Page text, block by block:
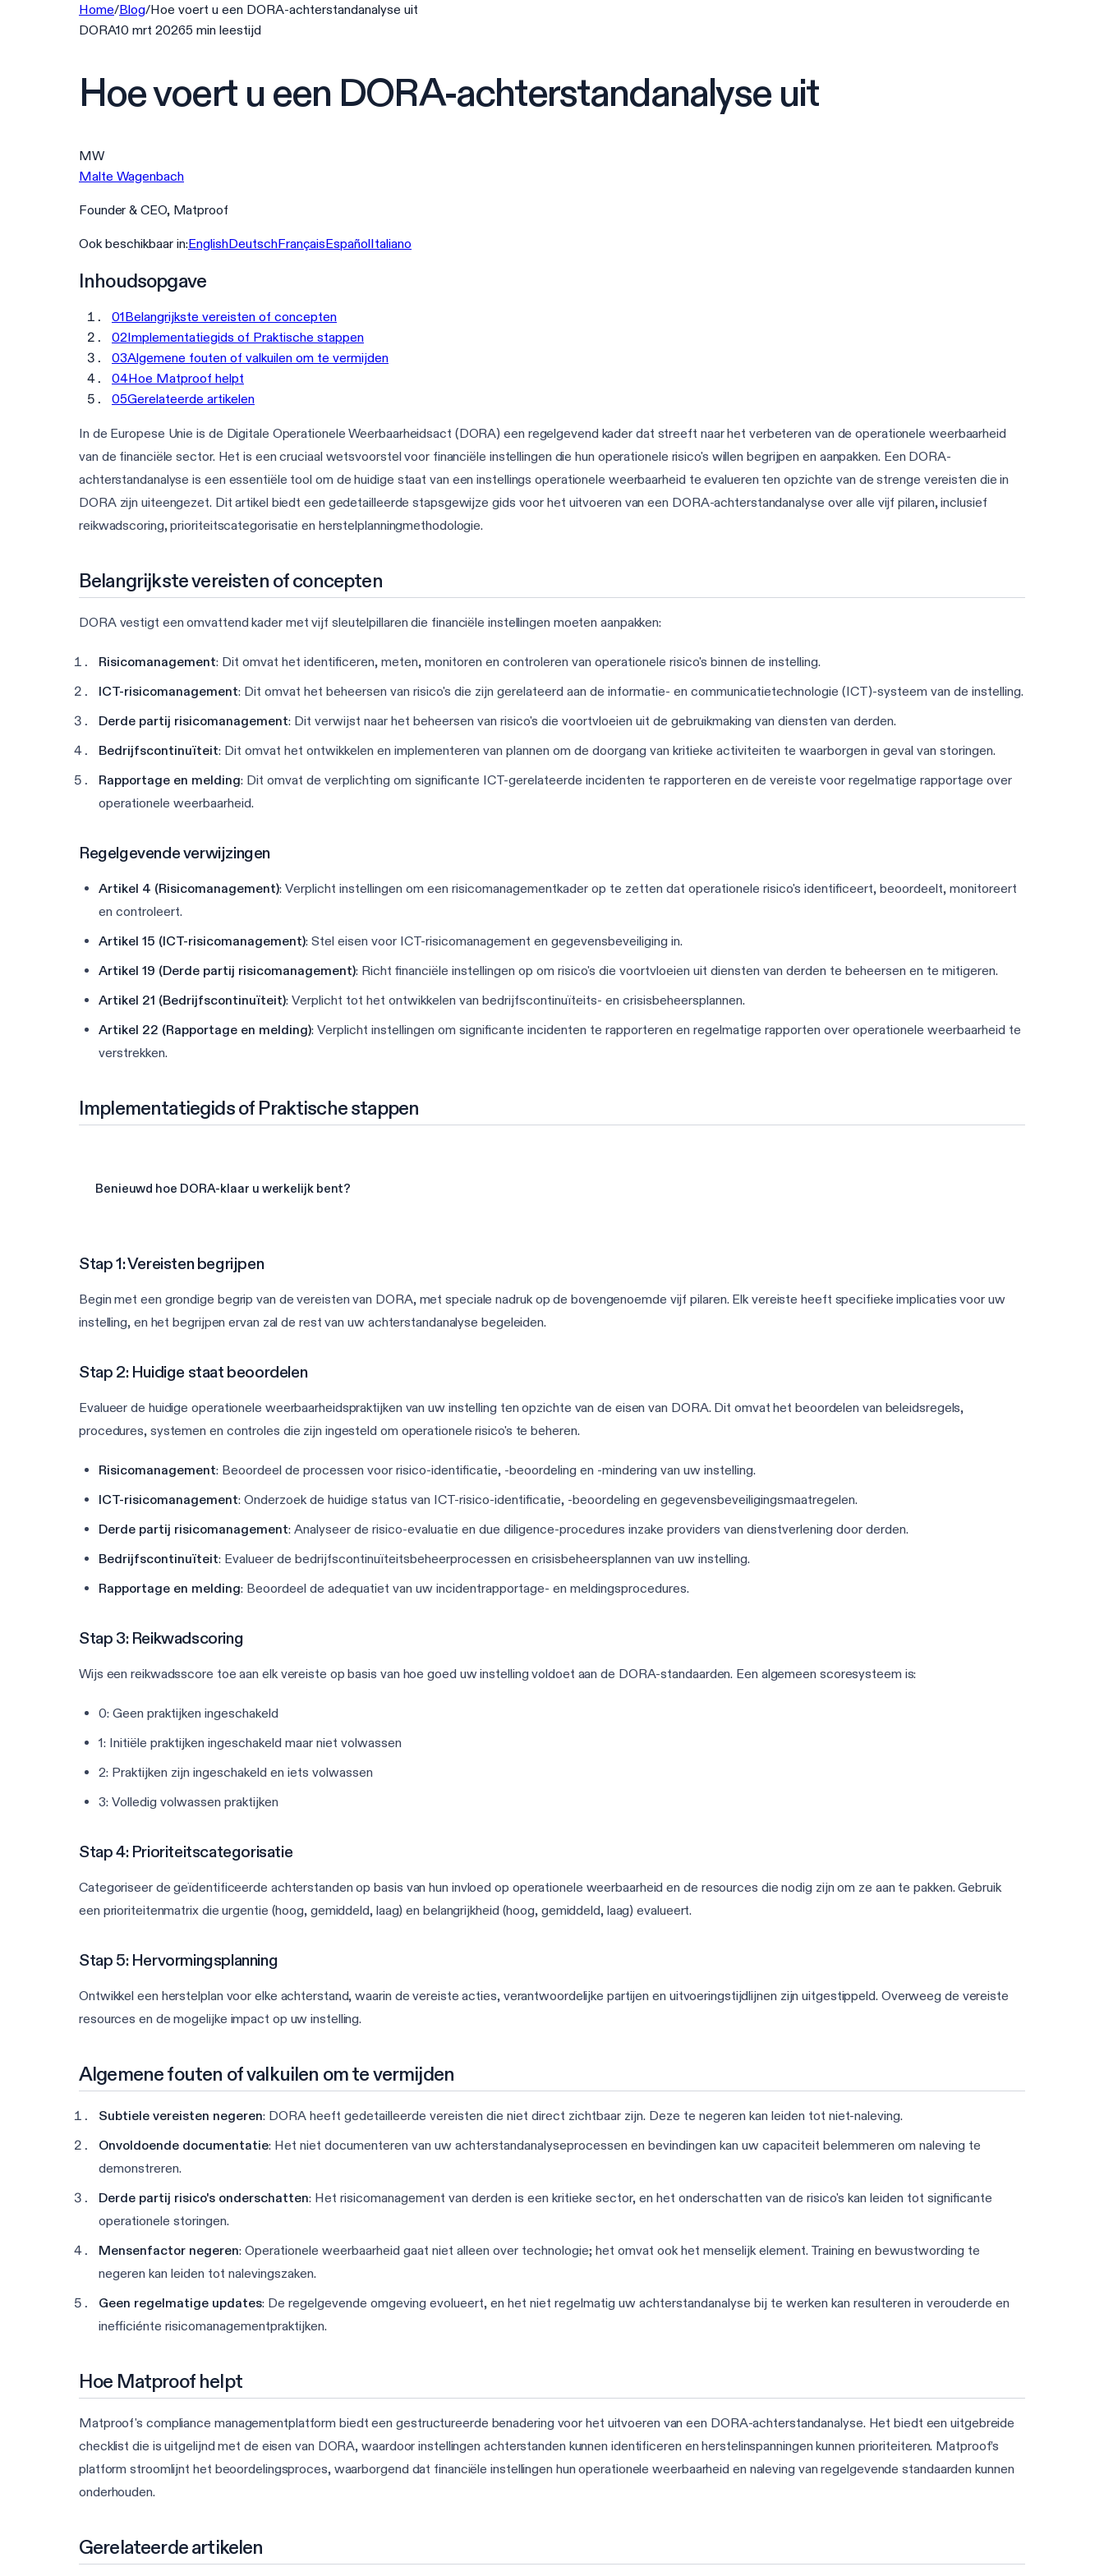
Home/Blog/Hoe voert u een DORA-achterstandanalyse uit
DORA10 mrt 20265 min leestijd
Hoe voert u een DORA-achterstandanalyse uit
MW
Malte Wagenbach
Founder & CEO, Matproof
Ook beschikbaar in:EnglishDeutschFrançaisEspañolItaliano
Inhoudsopgave
01Belangrijkste vereisten of concepten
02Implementatiegids of Praktische stappen
03Algemene fouten of valkuilen om te vermijden
04Hoe Matproof helpt
05Gerelateerde artikelen
In de Europese Unie is de Digitale Operationele Weerbaarheidsact (DORA) een regelgevend kader dat streeft naar het verbeteren van de operationele weerbaarheid
van de financiële sector. Het is een cruciaal wetsvoorstel voor financiële instellingen die hun operationele risico's willen begrijpen en aanpakken. Een DORA-
achterstandanalyse is een essentiële tool om de huidige staat van een instellings operationele weerbaarheid te evalueren ten opzichte van de strenge vereisten die in
DORA zijn uiteengezet. Dit artikel biedt een gedetailleerde stapsgewijze gids voor het uitvoeren van een DORA-achterstandanalyse over alle vijf pilaren, inclusief
reikwadscoring, prioriteitscategorisatie en herstelplanningmethodologie.
Belangrijkste vereisten of concepten
DORA vestigt een omvattend kader met vijf sleutelpillaren die financiële instellingen moeten aanpakken:
Risicomanagement: Dit omvat het identificeren, meten, monitoren en controleren van operationele risico's binnen de instelling.
ICT-risicomanagement: Dit omvat het beheersen van risico's die zijn gerelateerd aan de informatie- en communicatietechnologie (ICT)-systeem van de instelling.
Derde partij risicomanagement: Dit verwijst naar het beheersen van risico's die voortvloeien uit de gebruikmaking van diensten van derden.
Bedrijfscontinuïteit: Dit omvat het ontwikkelen en implementeren van plannen om de doorgang van kritieke activiteiten te waarborgen in geval van storingen.
Rapportage en melding: Dit omvat de verplichting om significante ICT-gerelateerde incidenten te rapporteren en de vereiste voor regelmatige rapportage over
operationele weerbaarheid.
Regelgevende verwijzingen
Artikel 4 (Risicomanagement): Verplicht instellingen om een risicomanagementkader op te zetten dat operationele risico's identificeert, beoordeelt, monitoreert
en controleert.
Artikel 15 (ICT-risicomanagement): Stel eisen voor ICT-risicomanagement en gegevensbeveiliging in.
Artikel 19 (Derde partij risicomanagement): Richt financiële instellingen op om risico's die voortvloeien uit diensten van derden te beheersen en te mitigeren.
Artikel 21 (Bedrijfscontinuïteit): Verplicht tot het ontwikkelen van bedrijfscontinuïteits- en crisisbeheersplannen.
Artikel 22 (Rapportage en melding): Verplicht instellingen om significante incidenten te rapporteren en regelmatige rapporten over operationele weerbaarheid te
verstrekken.
Implementatiegids of Praktische stappen
Benieuwd hoe DORA-klaar u werkelijk bent?
Stap 1: Vereisten begrijpen
Begin met een grondige begrip van de vereisten van DORA, met speciale nadruk op de bovengenoemde vijf pilaren. Elk vereiste heeft specifieke implicaties voor uw
instelling, en het begrijpen ervan zal de rest van uw achterstandanalyse begeleiden.
Stap 2: Huidige staat beoordelen
Evalueer de huidige operationele weerbaarheidspraktijken van uw instelling ten opzichte van de eisen van DORA. Dit omvat het beoordelen van beleidsregels,
procedures, systemen en controles die zijn ingesteld om operationele risico's te beheren.
Risicomanagement: Beoordeel de processen voor risico-identificatie, -beoordeling en -mindering van uw instelling.
ICT-risicomanagement: Onderzoek de huidige status van ICT-risico-identificatie, -beoordeling en gegevensbeveiligingsmaatregelen.
Derde partij risicomanagement: Analyseer de risico-evaluatie en due diligence-procedures inzake providers van dienstverlening door derden.
Bedrijfscontinuïteit: Evalueer de bedrijfscontinuïteitsbeheerprocessen en crisisbeheersplannen van uw instelling.
Rapportage en melding: Beoordeel de adequatiet van uw incidentrapportage- en meldingsprocedures.
Stap 3: Reikwadscoring
Wijs een reikwadsscore toe aan elk vereiste op basis van hoe goed uw instelling voldoet aan de DORA-standaarden. Een algemeen scoresysteem is:
0: Geen praktijken ingeschakeld
1: Initiële praktijken ingeschakeld maar niet volwassen
2: Praktijken zijn ingeschakeld en iets volwassen
3: Volledig volwassen praktijken
Stap 4: Prioriteitscategorisatie
Categoriseer de geïdentificeerde achterstanden op basis van hun invloed op operationele weerbaarheid en de resources die nodig zijn om ze aan te pakken. Gebruik
een prioriteitenmatrix die urgentie (hoog, gemiddeld, laag) en belangrijkheid (hoog, gemiddeld, laag) evalueert.
Stap 5: Hervormingsplanning
Ontwikkel een herstelplan voor elke achterstand, waarin de vereiste acties, verantwoordelijke partijen en uitvoeringstijdlijnen zijn uitgestippeld. Overweeg de vereiste
resources en de mogelijke impact op uw instelling.
Algemene fouten of valkuilen om te vermijden
Subtiele vereisten negeren: DORA heeft gedetailleerde vereisten die niet direct zichtbaar zijn. Deze te negeren kan leiden tot niet-naleving.
Onvoldoende documentatie: Het niet documenteren van uw achterstandanalyseprocessen en bevindingen kan uw capaciteit belemmeren om naleving te
demonstreren.
Derde partij risico's onderschatten: Het risicomanagement van derden is een kritieke sector, en het onderschatten van de risico's kan leiden tot significante
operationele storingen.
Mensenfactor negeren: Operationele weerbaarheid gaat niet alleen over technologie; het omvat ook het menselijk element. Training en bewustwording te
negeren kan leiden tot nalevingszaken.
Geen regelmatige updates: De regelgevende omgeving evolueert, en het niet regelmatig uw achterstandanalyse bij te werken kan resulteren in verouderde en
inefficiénte risicomanagementpraktijken.
Hoe Matproof helpt
Matproof's compliance managementplatform biedt een gestructureerde benadering voor het uitvoeren van een DORA-achterstandanalyse. Het biedt een uitgebreide
checklist die is uitgelijnd met de eisen van DORA, waardoor instellingen achterstanden kunnen identificeren en herstelinspanningen kunnen prioriteiteren. Matproof’s
platform stroomlijnt het beoordelingsproces, waarborgend dat financiële instellingen hun operationele weerbaarheid en naleving van regelgevende standaarden kunnen
onderhouden.
Gerelateerde artikelen